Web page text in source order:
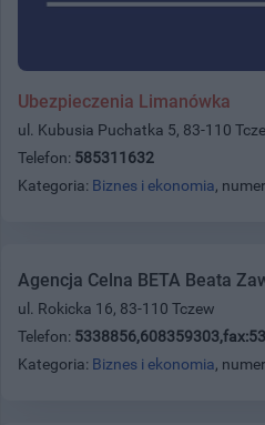
Ubezpieczenia Limanówka
ul. Kubusia Puchatka 5, 83-110
Telefon: 585311632
Kategoria: Biznes i ekonomia,
Agencja Celna BETA Beata
ul. Rokicka 16, 83-110 Tczew
Telefon:
Kategoria: Biznes i ekonomia,